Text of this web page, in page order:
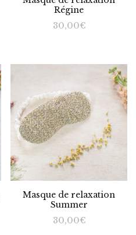
Régine
30,00€
Masque de relaxation
Summer
30,00€